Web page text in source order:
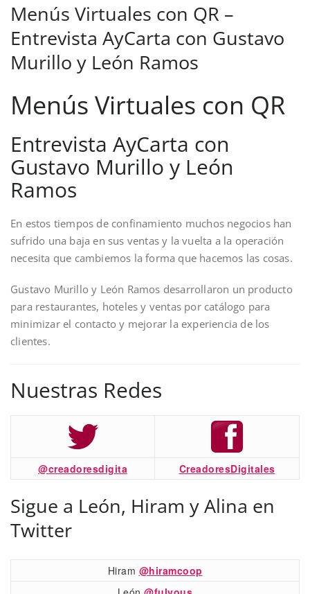
Menús Virtuales con QR –
Entrevista AyCarta con Gustavo
Murillo y León Ramos
Menús Virtuales con QR
Entrevista AyCarta con
Gustavo Murillo y León
Ramos
En estos tiempos de confinamiento muchos negocios han
sufrido una baja en sus ventas y la vuelta a la operación
necesita que cambiemos la forma que hacemos las cosas.
Gustavo Murillo y León Ramos desarrollaron un producto
para restaurantes, hoteles y ventas por catálogo para
minimizar el contacto y mejorar la experiencia de los
clientes.
Nuestras Redes
@creadoresdigita CreadoresDigitales
Sigue a León, Hiram y Alina en
Twitter
Hiram @hiramcoop